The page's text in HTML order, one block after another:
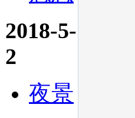
2018-5-
2
夜景